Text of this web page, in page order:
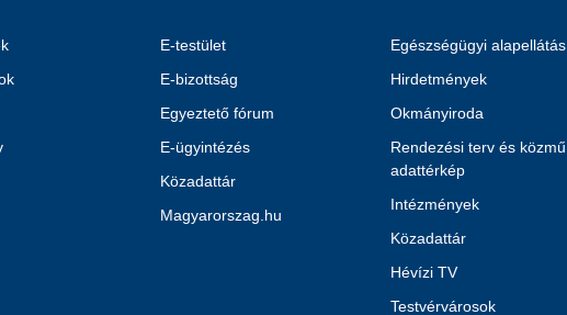
E-testület
E-bizottság
Egyeztető fórum
E-ügyintézés
Közadattár
Magyarorszag.hu
Egészségügyi alapellátás
Hirdetmények
Okmányiroda
Rendezési terv és közmű
adattérkép
Intézmények
Közadattár
Hévízi TV
Testvérvárosok